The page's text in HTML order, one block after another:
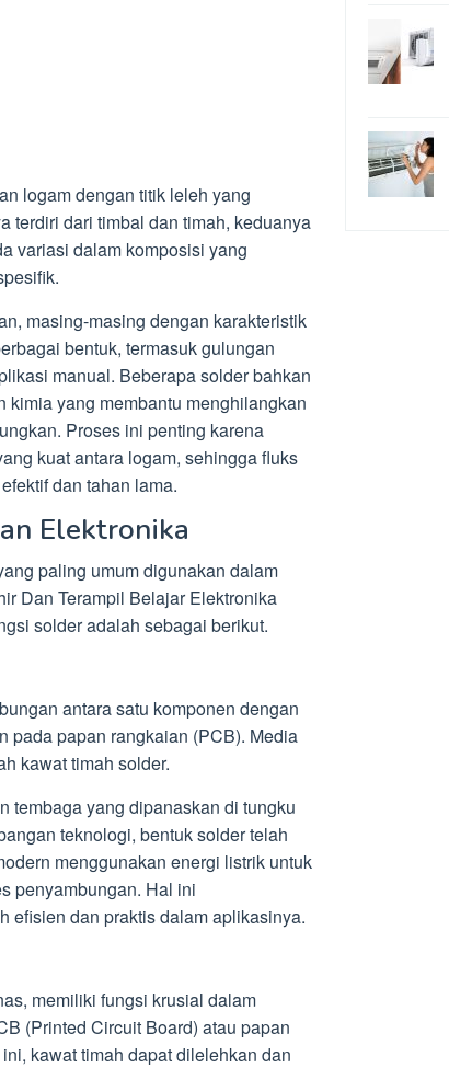
logam dengan titik leleh yang
terdiri dari timbal dan timah, keduanya
variasi dalam komposisi yang
masing-masing dengan karakteristik
bentuk, termasuk gulungan
manual. Beberapa solder bahkan
yang membantu menghilangkan
Proses ini penting karena
kuat antara logam, sehingga fluks
dan tahan lama.
Elektronika
paling umum digunakan dalam
Dan Terampil Belajar Elektronika
solder adalah sebagai berikut.
antara satu komponen dengan
pada papan rangkaian (PCB). Media
kawat timah solder.
tembaga yang dipanaskan di tungku
teknologi, bentuk solder telah
menggunakan energi listrik untuk
penyambungan. Hal ini
efisien dan praktis dalam aplikasinya.
memiliki fungsi krusial dalam
(Printed Circuit Board) atau papan
kawat timah dapat dilelehkan dan